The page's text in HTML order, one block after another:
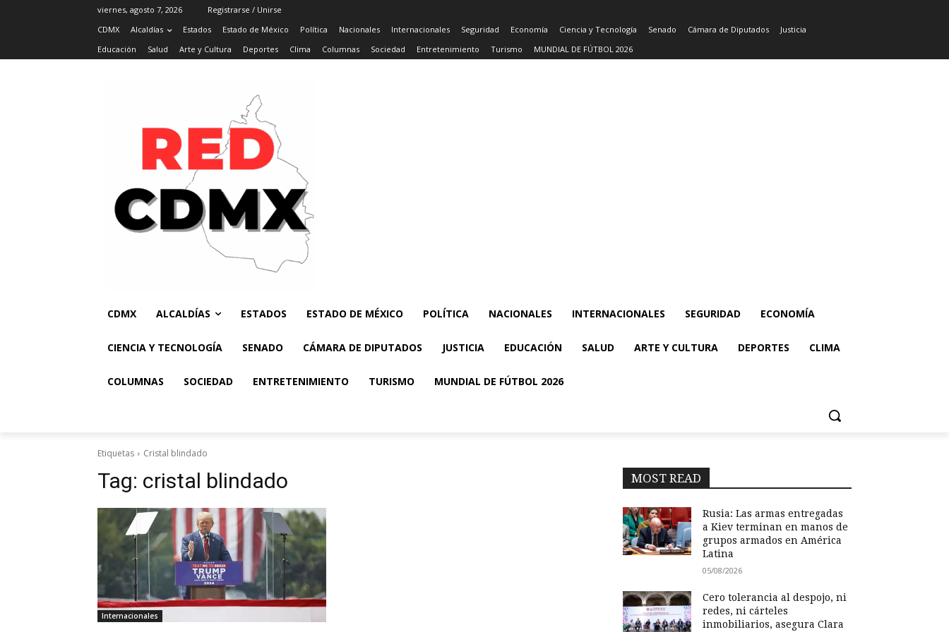
viernes, agosto 7, 2026
Registrarse / Unirse
CDMX
Alcaldías Estados Estado de México Política Nacionales Internacionales Seguridad Economía Ciencia y Tecnología Senado Cámara de Diputados
Justicia
Educación
Salud Arte y Cultura Deportes Clima Columnas Sociedad Entretenimiento Turismo MUNDIAL DE FÚTBOL 2026
CDMX ALCALDÍAS ESTADOS ESTADO DE MÉXICO POLÍTICA NACIONALES INTERNACIONALES SEGURIDAD ECONOMÍA
CIENCIA Y TECNOLOGÍA SENADO CÁMARA DE DIPUTADOS JUSTICIA EDUCACIÓN SALUD ARTE Y CULTURA DEPORTES CLIMA
COLUMNAS SOCIEDAD ENTRETENIMIENTO TURISMO MUNDIAL DE FÚTBOL 2026
Etiquetas Cristal blindado
Tag: cristal blindado
Internacionales
MOST READ
Rusia: Las armas entregadas
a Kiev terminan en manos de
grupos armados en América
Latina
05/08/2026
Cero tolerancia al despojo, ni
redes, ni cárteles
inmobiliarios, asegura Clara